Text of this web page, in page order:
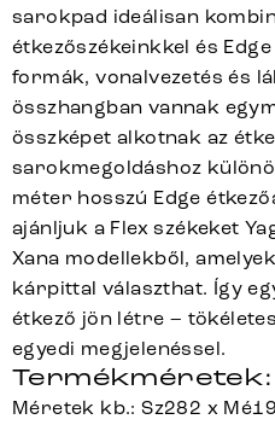
sarokpad ideálisan
étkezőszékeinkkel és
formák, vonalvezetés és
összhangban vannak
összképet alkotnak az
sarokmegoldáshoz
méter hosszú Edge
ajánljuk a Flex székeket
Xana modellekből,
kárpittal választhat. Így
étkező jön létre –
egyedi megjelenéssel.
Termékméretek:
Méretek kb.: Sz282 x